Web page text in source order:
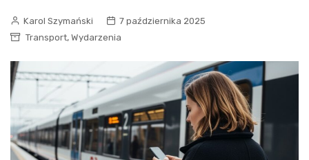
Karol Szymański
7 października 2025
Transport, Wydarzenia